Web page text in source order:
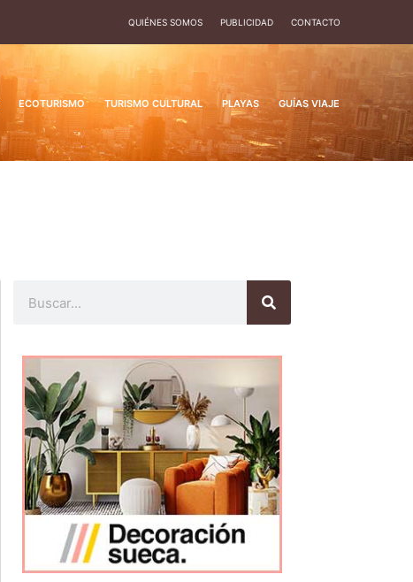
QUIÉNES SOMOS PUBLICIDAD CONTACTO
ECOTURISMO TURISMO CULTURAL PLAYAS GUÍAS VIAJE